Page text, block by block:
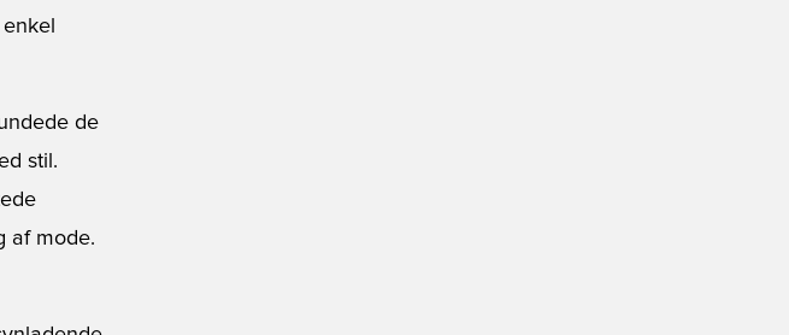
de
stil.
af mode.